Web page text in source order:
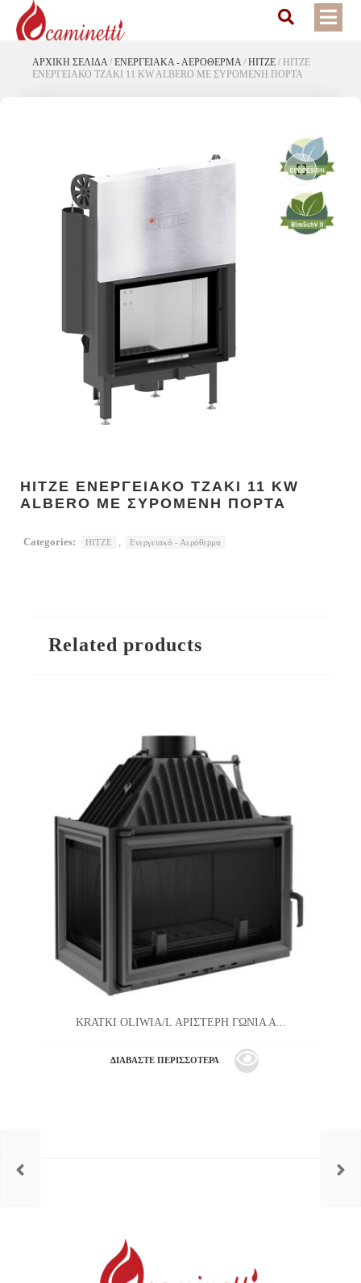
ΑΡΧΙΚΉ ΣΕΛΊΔΑ / ΕΝΕΡΓΕΙΑΚΆ - ΑΕΡΌΘΕΡΜΑ / HITZE / HITZE
ΕΝΕΡΓΕΙΑΚΟ ΤΖΑΚΙ 11 KW ALBERO ΜΕ ΣΥΡΟΜΕΝΗ ΠΟΡΤΑ
HITZE ΕΝΕΡΓΕΙΑΚΟ ΤΖΑΚΙ 11 KW
ALBERO ΜΕ ΣΥΡΟΜΕΝΗ ΠΟΡΤΑ
Categories: HITZE , Ενεργειακά - Αερόθερμα
Related products
KRATKI OLIWIA/L ΑΡΙΣΤΕΡΗ ΓΩΝΙΑ Α...
ΔΙΑΒΆΣΤΕ ΠΕΡΙΣΣΌΤΕΡΑ